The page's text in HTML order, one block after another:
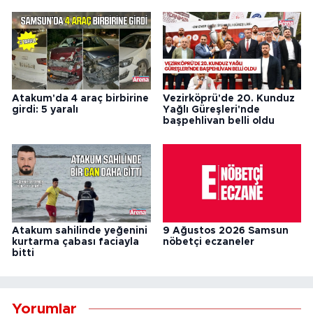
Atakum'da 4 araç birbirine
girdi: 5 yaralı
Vezirköprü'de 20. Kunduz
Yağlı Güreşleri'nde
başpehlivan belli oldu
Atakum sahilinde yeğenini
kurtarma çabası faciayla
bitti
9 Ağustos 2026 Samsun
nöbetçi eczaneler
Yorumlar